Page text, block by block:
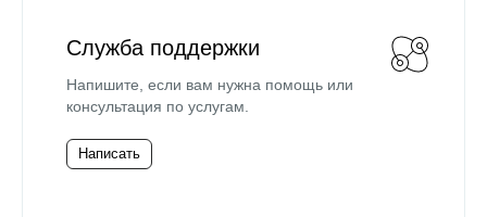
Служба поддержки
Напишите, если вам нужна помощь или
консультация по услугам.
Написать